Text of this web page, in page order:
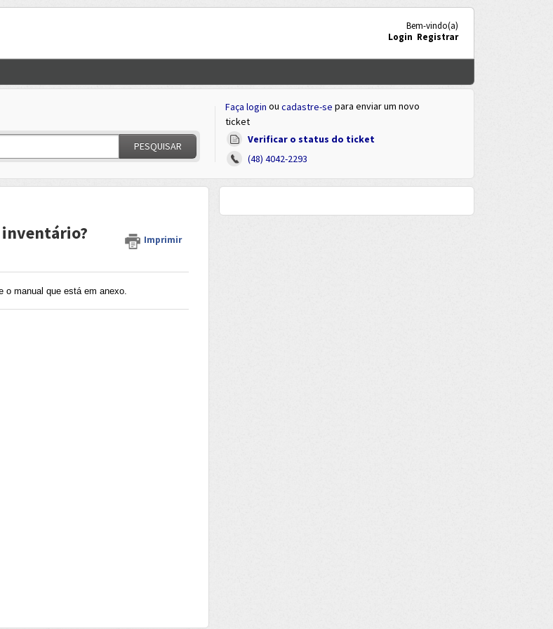
Bem-vindo(a)
Login Registrar
PESQUISAR
Faça login ou cadastre-se para enviar um novo
ticket
Verificar o status do ticket
(48) 4042-2293
Imprimir
o manual que está em anexo.